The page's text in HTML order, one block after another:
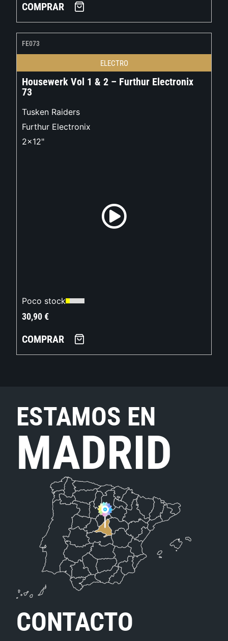
COMPRAR
FE073
ELECTRO
Housewerk Vol 1 & 2 – Furthur Electronix
73
Tusken Raiders
Furthur Electronix
2x12"
Poco stock
30,90€
COMPRAR
ESTAMOS EN
MADRID
CONTACTO